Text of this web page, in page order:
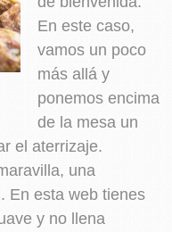
En este caso,
vamos un poco
más allá y
ponemos encima
de la mesa un
el aterrizaje.
una
. En esta web tienes
y no llena